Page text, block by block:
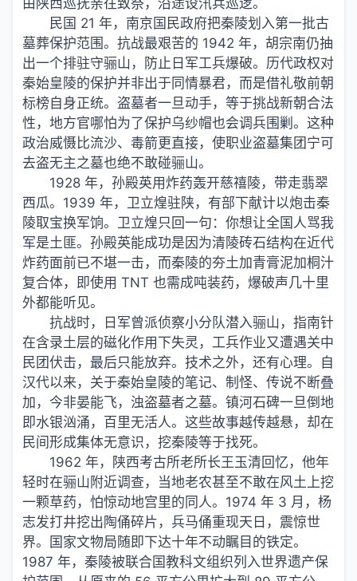
由陕西巡抚亲往致祭，沿途设汛兵巡逻。
民国 21 年，南京国民政府把秦陵划入第一批古
墓葬保护范围。抗战最艰苦的 1942 年，胡宗南仍抽
出一个排驻守骊山，防止日军工兵爆破。历代政权对
秦始皇陵的保护并非出于同情暴君，而是借礼敬前朝
标榜自身正统。盗墓者一旦动手，等于挑战新朝合法
性，地方官哪怕为了保护乌纱帽也会调兵围剿。这种
政治威慑比流沙、毒箭更直接，使职业盗墓集团宁可
去盗无主之墓也绝不敢碰骊山。
1928 年，孙殿英用炸药轰开慈禧陵，带走翡翠
西瓜。1939 年，卫立煌驻陕，有部下献计以炮击秦
陵取宝换军饷。卫立煌只回一句：你想让全国人骂我
军是土匪。孙殿英能成功是因为清陵砖石结构在近代
炸药面前已不堪一击，而秦陵的夯土加青膏泥加桐汁
复合体，即使用 TNT 也需成吨装药，爆破声几十里
外都能听见。
抗战时，日军曾派侦察小分队潜入骊山，指南针
在含录土层的磁化作用下失灵，工兵作业又遭遇关中
民团伏击，最后只能放弃。技术之外，还有心理。自
汉代以来，关于秦始皇陵的笔记、制怪、传说不断叠
加，今非晏能飞，浊盗墓者之墓。镇河石碑一旦倒地
即水银汹涌，百里无活人。这些故事越传越悬，却在
民间形成集体无意识，挖秦陵等于找死。
1962 年，陕西考古所老所长王玉清回忆，他年
轻时在骊山附近调查，当地老农甚至不敢在风土上挖
一颗草药，怕惊动地宫里的同人。1974 年 3 月，杨
志发打井挖出陶俑碎片，兵马俑重现天日，震惊世
界。国家文物局随即下达十年不动瞩目的铁定。
1987 年，秦陵被联合国教科文组织列入世界遗产保